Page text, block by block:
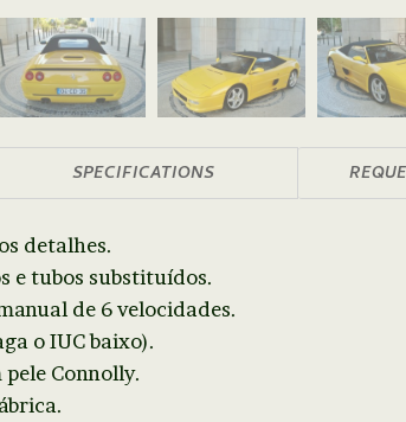
SPECIFICATIONS
detalhes.
e tubos substituídos.
de 6 velocidades.
o IUC baixo).
Connolly.